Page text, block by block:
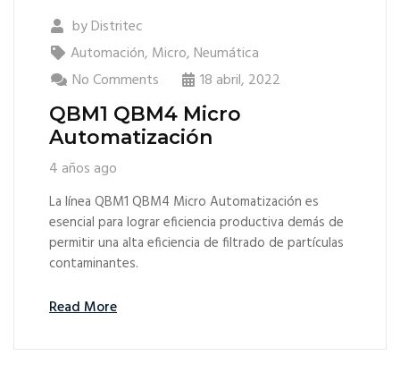
byDistritec
Automación, Micro,Neumática
No Comments
18 abril, 2022
QBM1 QBM4 Micro
Automatización
4 años ago
La línea QBM1 QBM4 Micro Automatización es
esencial para lograr eficiencia productiva demás de
permitir una alta eficiencia de filtrado de partículas
contaminantes.
Read More